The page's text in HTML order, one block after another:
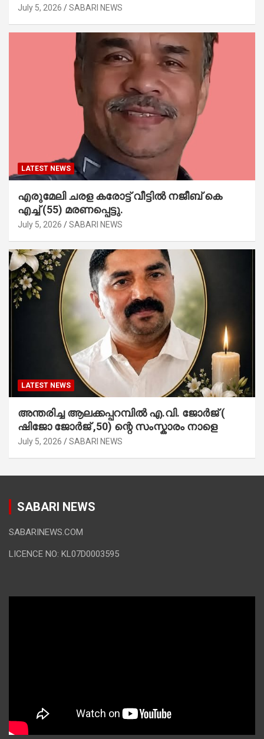
July 5, 2026 SABARI NEWS
LATEST NEWS
എരുമേലി ചരള കരോട്ട് വീട്ടിൽ നജീബ് കെ
എച്ച് (55) മരണപ്പെട്ടു.
July 5, 2026 SABARI NEWS
LATEST NEWS
അന്തരിച്ച ആ​ല​ക്ക​പ്പ​റമ്പിൽ​ എ.​വി. ജോ​ർ​ജ് (
ഷിജോ ജോർജ് ,50) ന്റെ സംസ്കാരം നാളെ
July 5, 2026 SABARI NEWS
SABARI NEWS
SABARINEWS.COM
LICENCE NO: KL07D0003595